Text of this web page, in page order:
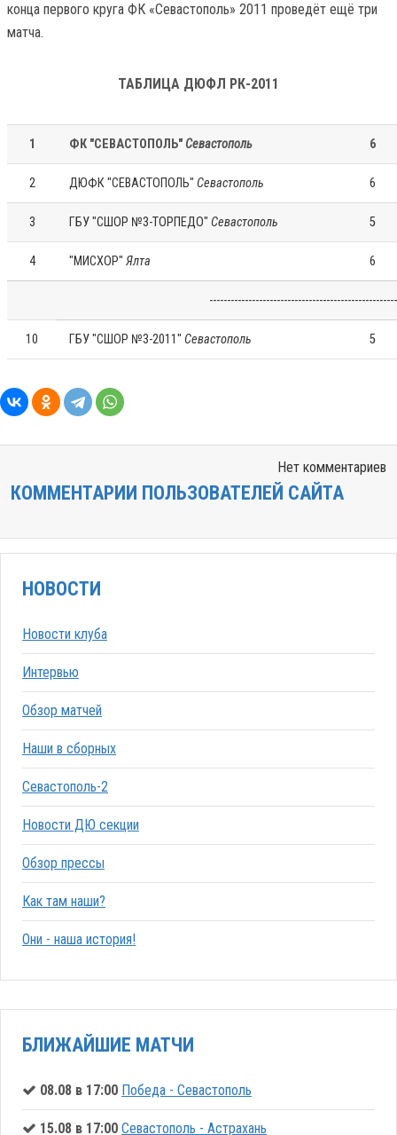
конца первого круга ФК «Севастополь» 2011 проведёт ещё три
матча.
ТАБЛИЦА ДЮФЛ РК-2011
1 ФК "СЕВАСТОПОЛЬ"Севастополь 6
2 ДЮФК "СЕВАСТОПОЛЬ" Севастополь 6
3 ГБУ "СШОР №3-ТОРПЕДО" Севастополь 5
4 "МИСХОР" Ялта 6
10 ГБУ "СШОР №3-2011" Севастополь 5
Нет комментариев
КОММЕНТАРИИ ПОЛЬЗОВАТЕЛЕЙ САЙТА
НОВОСТИ
Новости клуба
Интервью
Обзор матчей
Наши в сборных
Севастополь-2
Новости ДЮ секции
Обзор прессы
Как там наши?
Они - наша история!
БЛИЖАЙШИЕ МАТЧИ
08.08 в 17:00 Победа - Севастополь
15.08 в 17:00 Севастополь - Астрахань